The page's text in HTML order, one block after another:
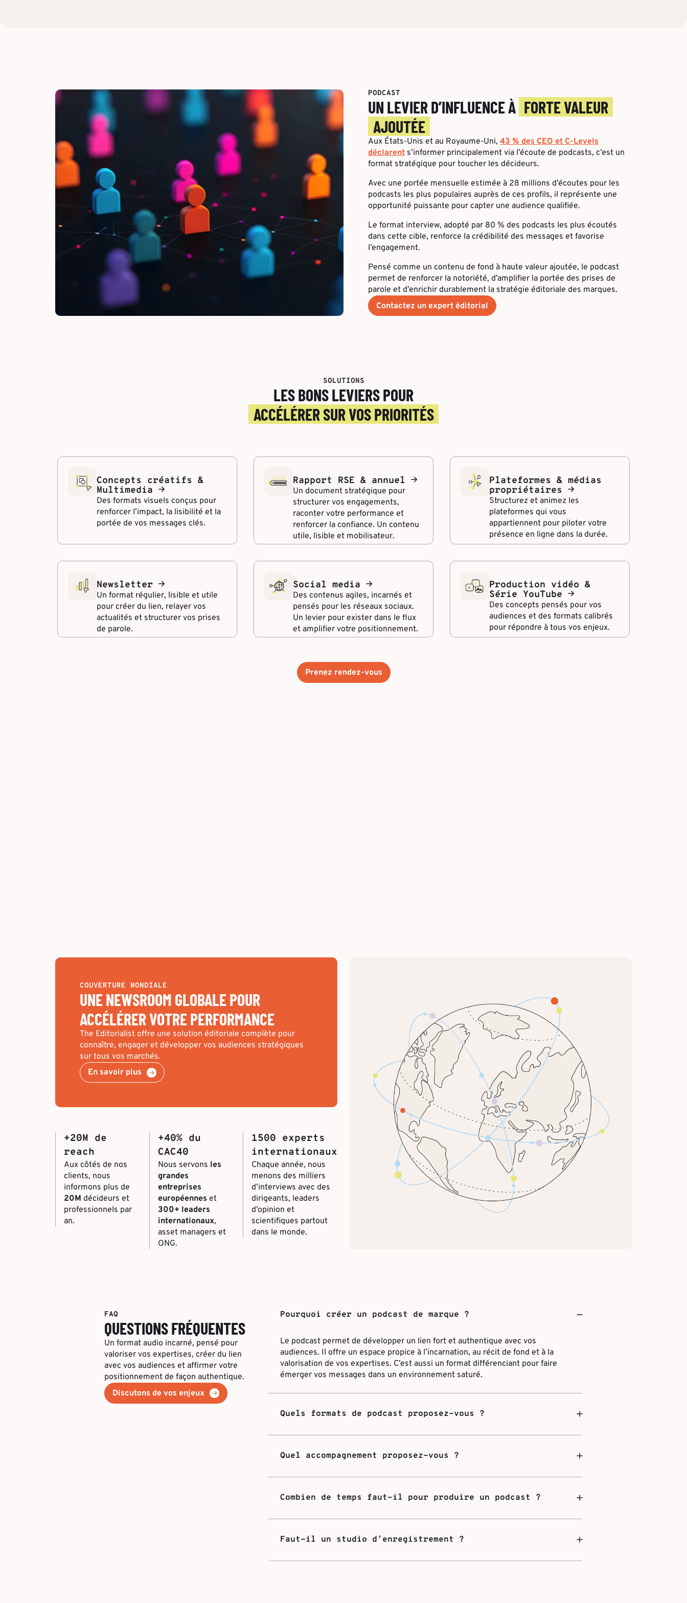
PODCAST
UN LEVIER D’INFLUENCE À FORTE VALEUR
AJOUTÉE
Aux États-Unis et au Royaume-Uni, 43 % des CEO et C-Levels
déclarent s’informer principalement via l’écoute de podcasts, c’est un
format stratégique pour toucher les décideurs.
Avec une portée mensuelle estimée à 28 millions d’écoutes pour les
podcasts les plus populaires auprès de ces profils, il représente une
opportunité puissante pour capter une audience qualifiée.
Le format interview, adopté par 80 % des podcasts les plus écoutés
dans cette cible, renforce la crédibilité des messages et favorise
l’engagement.
Pensé comme un contenu de fond à haute valeur ajoutée, le podcast
permet de renforcer la notoriété, d’amplifier la portée des prises de
parole et d’enrichir durablement la stratégie éditoriale des marques.
Contactez un expert éditorial
SOLUTIONS
LES BONS LEVIERS POUR
ACCÉLÉRER SUR VOS PRIORITÉS
Concepts créatifs &
Multimedia
Des formats visuels conçus pour
renforcer l’impact, la lisibilité et la
portée de vos messages clés.
Rapport RSE & annuel
Un document stratégique pour
structurer vos engagements,
raconter votre performance et
renforcer la confiance. Un contenu
utile, lisible et mobilisateur.
Plateformes & médias
propriétaires
Structurez et animez les
plateformes qui vous
appartiennent pour piloter votre
présence en ligne dans la durée.
Newsletter
Un format régulier, lisible et utile
pour créer du lien, relayer vos
actualités et structurer vos prises
de parole.
Social media
Des contenus agiles, incarnés et
pensés pour les réseaux sociaux.
Un levier pour exister dans le flux
et amplifier votre positionnement.
Production vidéo &
Série YouTube
Des concepts pensés pour vos
audiences et des formats calibrés
pour répondre à tous vos enjeux.
Prenez rendez-vous
COUVERTURE MONDIALE
UNE NEWSROOM GLOBALE POUR
ACCÉLÉRER VOTRE PERFORMANCE
The Editorialist offre une solution éditoriale complète pour
connaître, engager et développer vos audiences stratégiques
sur tous vos marchés.
En savoir plus
+20M de
reach
Aux côtés de nos
clients, nous
informons plus de
20M décideurs et
professionnels par
an.
+40% du
CAC40
Nous servons les
grandes
entreprises
européennes et
300+ leaders
internationaux,
asset managers et
ONG.
1500 experts
internationaux
Chaque année, nous
menons des milliers
d’interviews avec des
dirigeants, leaders
d’opinion et
scientifiques partout
dans le monde.
FAQ
QUESTIONS FRÉQUENTES
Un format audio incarné, pensé pour
valoriser vos expertises, créer du lien
avec vos audiences et affirmer votre
positionnement de façon authentique.
Discutons de vos enjeux
Pourquoi créer un podcast de marque ?
Le podcast permet de développer un lien fort et authentique avec vos
audiences. Il offre un espace propice à l’incarnation, au récit de fond et à la
valorisation de vos expertises. C’est aussi un format différenciant pour faire
émerger vos messages dans un environnement saturé.
Quels formats de podcast proposez-vous ?
Quel accompagnement proposez-vous ?
Combien de temps faut-il pour produire un podcast ?
Faut-il un studio d’enregistrement ?